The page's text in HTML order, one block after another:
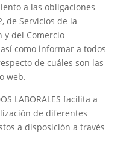
a las obligaciones
de Servicios de la
y del Comercio
así como informar a todos
de cuáles son las
web.
LABORALES facilita a
de diferentes
a disposición a través